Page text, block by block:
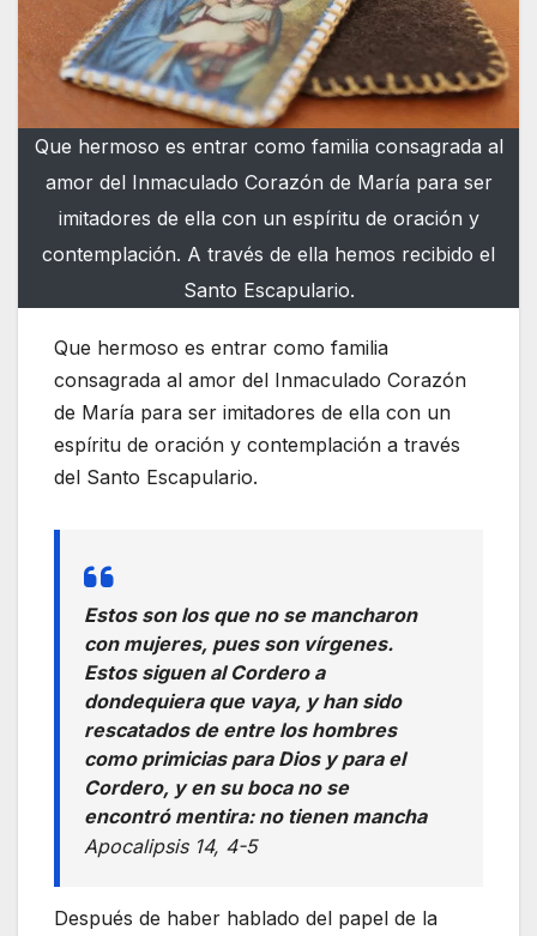
Que hermoso es entrar como familia consagrada al
amor del Inmaculado Corazón de María para ser
imitadores de ella con un espíritu de oración y
contemplación. A través de ella hemos recibido el
Santo Escapulario.
Que hermoso es entrar como familia
consagrada al amor del Inmaculado Corazón
de María para ser imitadores de ella con un
espíritu de oración y contemplación a través
del Santo Escapulario.
Estos son los que no se mancharon
con mujeres, pues son vírgenes.
Estos siguen al Cordero a
dondequiera que vaya, y han sido
rescatados de entre los hombres
como primicias para Dios y para el
Cordero, y en su boca no se
encontró mentira: no tienen mancha
Apocalipsis 14, 4-5
Después de haber hablado del papel de la